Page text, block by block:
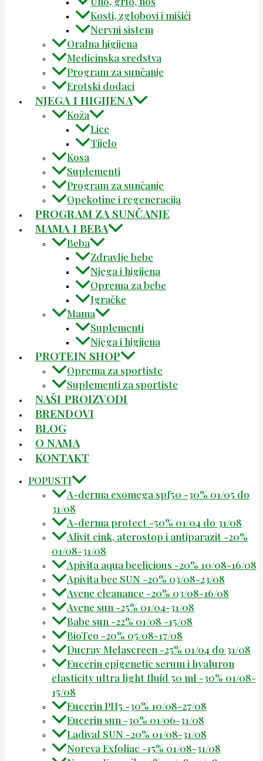
Kosti, zglobovi i mišići
Nervni sistem
Oralna higijena
Medicinska sredstva
Program za sunčanje
Erotski dodaci
NJEGA I HIGIJENA
Koža
Lice
Tijelo
Kosa
Suplementi
Program za sunčanje
Opekotine i regeneracija
PROGRAM ZA SUNČANJE
MAMA I BEBA
Beba
Zdravlje bebe
Njega i higijena
Oprema za bebe
Igračke
Mama
Suplementi
Njega i higijena
PROTEIN SHOP
Oprema za sportiste
Suplementi za sportiste
NAŠI PROIZVODI
BRENDOVI
BLOG
O NAMA
KONTAKT
POPUSTI
A-derma exomega spf50 -30% 01/05 do
31/08
A-derma protect -50% 01/04 do 31/08
Alivit cink, aterostop i antiparazit -20%
01/08-31/08
Apivita aqua beelicious -20% 10/08-16/08
Apivita bee SUN -20% 03/08-23/08
Avene cleanance -20% 03/08-16/08
Avene sun -25% 01/04-31/08
Babe sun -22% 01/08 -15/08
BioTeo -20% 05/08-17/08
Ducray Melascreen -25% 01/04 do 31/08
Eucerin epigenetic serum i hyaluron
elasticity ultra light fluid 50 ml -30% 01/08-
15/08
Eucerin PH5 -30% 10/08-27/08
Eucerin sun -30% 01/06-31/08
Ladival SUN -20% 01/08-31/08
Noreva Exfoliac -15% 01/08-31/08